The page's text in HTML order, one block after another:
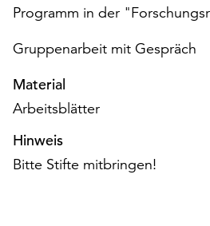
Einstellungen“
Verfügung.
Funktionale
Cookies
werden
auch
ohne
Ihr
Programm in der
Gruppenarbeit mit Gespräch
Material
Arbeitsblätter
Hinweis
Bitte Stifte mitbringen!